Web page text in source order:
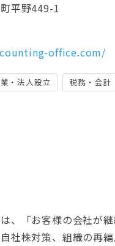
平野449-1
office.com/
・法人設立 税務・会計
、「お客様の会社が
社株対策、組織の再